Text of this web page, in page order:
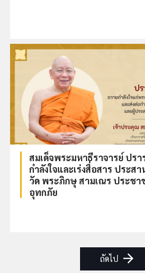
สมเด็จพระมหาธีราจารย์ ปร
กำลังใจและเร่งสื่อสาร ประส
วัด พระภิกษุ สามเณร ประช
อุทกภัย
ถัดไป arrow_forward